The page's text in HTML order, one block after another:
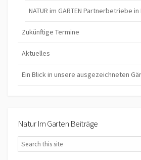
NATUR im GARTEN Partnerbetriebe
Zukünftige Termine
Aktuelles
Ein Blick in unsere ausgezeichneten
Natur Im Garten Beiträge
Search